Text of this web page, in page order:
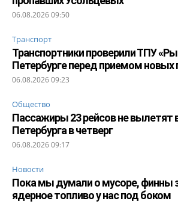
06.08.2026 09:50
Транспорт
Транспортники проверили ТПУ
Петербурге перед приемом новых
06.08.2026 09:23
Общество
Пассажиры 23 рейсов не вылетят
Петербурга в четверг
06.08.2026 09:17
Новости
Пока мы думали о мусоре, финны
ядерное топливо у нас под боком